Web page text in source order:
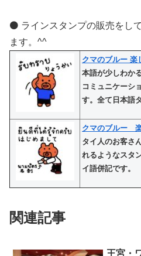
⚫️ ラインスタンプの販売をし
ます。^^
クマのブルー 楽
本語が少しわか
コミュニケーシ
す。全て日本語
クマのブルー
タイ人のお客さ
れるようなスタ
イ語併記です。
関連記事
王宮・